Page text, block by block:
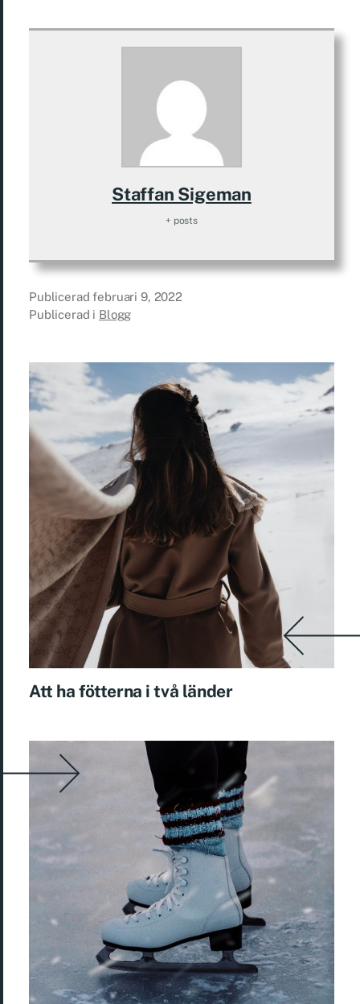
Staffan Sigeman
+ posts
Publiceradfebruari 9, 2022
Publicerad i Blogg
Att ha fötterna i två länder